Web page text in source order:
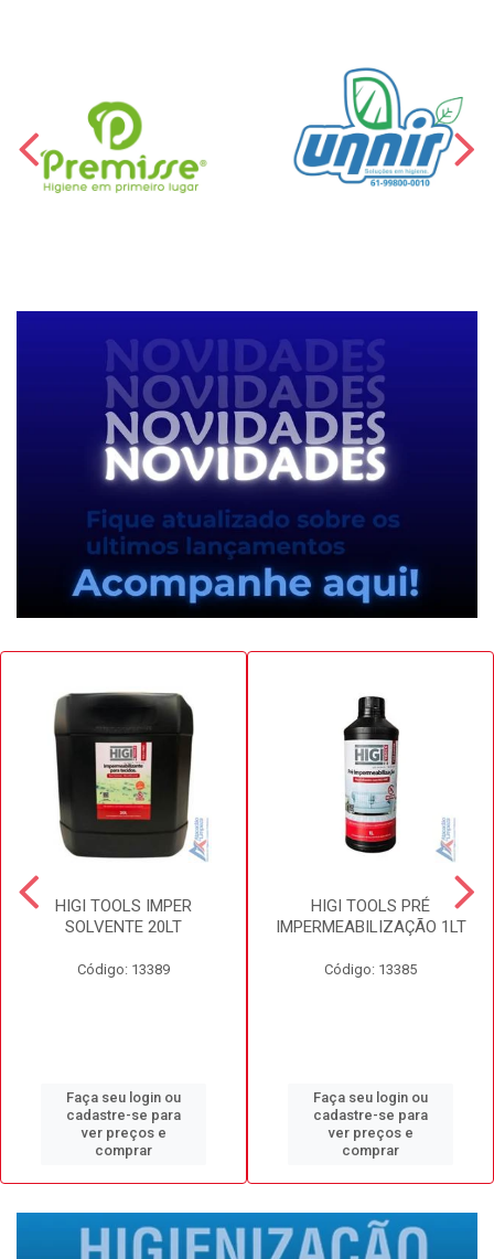
HIGI TOOLS IMPER
SOLVENTE 20LT
Código: 13389
Faça seu login ou
cadastre-se para
ver preços e
comprar
HIGI TOOLS PRÉ
IMPERMEABILIZAÇÃO 1LT
Código: 13385
Faça seu login ou
cadastre-se para
ver preços e
comprar